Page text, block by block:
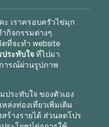
เราครอบครัวไข่มุก
กิจกรรมต่างๆ
ที่จะทำ website
ประทับใจที่ไปมา
ารณ์ผ่านรูปภาพ
ระทับใจ ของตัวเอง
ล่งท่องเที่ยวเพิ่มเติม
ร้างรายได้ ส่วนลดโปร